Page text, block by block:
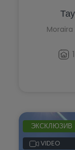
Moraira
ЭКСКЛЮЗИВ
VIDEO